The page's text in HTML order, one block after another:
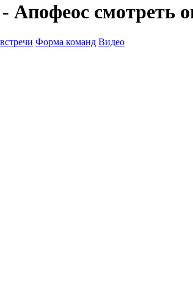
Апофеос смотреть
Форма команд Видео